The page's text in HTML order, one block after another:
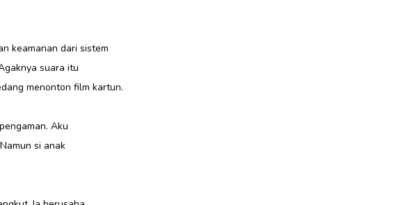
keamanan dari sistem
suara itu
menonton film kartun.
Aku
si anak